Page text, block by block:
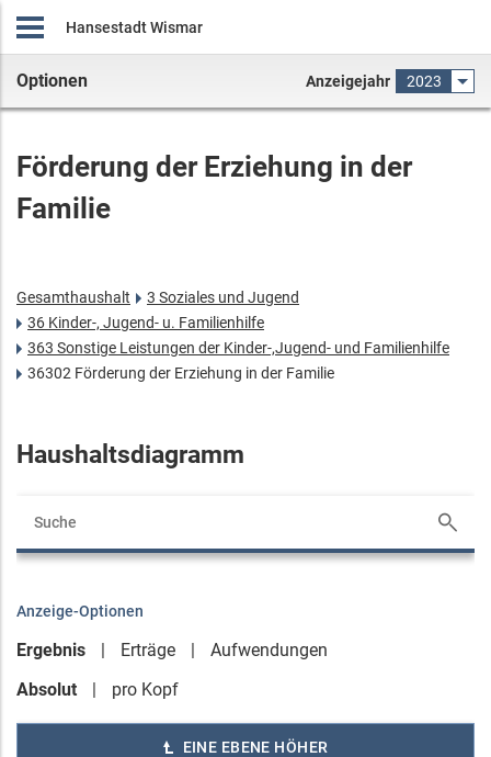
Hansestadt Wismar
Optionen Anzeigejahr 2023
Förderung der Erziehung in der
Familie
Gesamthaushalt
3 Soziales und Jugend
36 Kinder-, Jugend- u. Familienhilfe
363 Sonstige Leistungen der Kinder-,Jugend- und Familienhilfe
36302 Förderung der Erziehung in der Familie
Haushaltsdiagramm
Anzeige-Optionen
Ergebnis Erträge
Aufwendungen
Absolut
pro Kopf
EINE EBENE HÖHER